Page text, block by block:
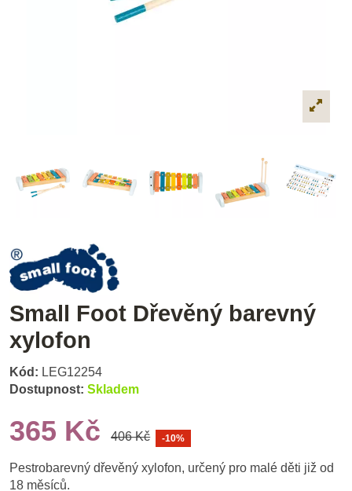
Small Foot Dřevěný barevný
xylofon
Kód: LEG12254
Dostupnost: Skladem
365 Kč 406 Kč -10%
Pestrobarevný dřevěný xylofon, určený pro malé děti již od
18 měsíců.